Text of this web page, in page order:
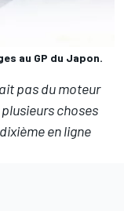
au GP du Japon.
pas du moteur
choses
en ligne